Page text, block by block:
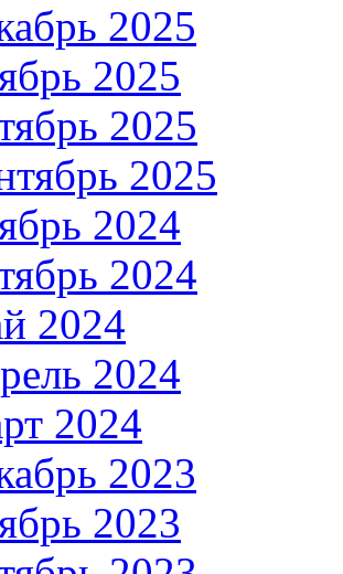
2025
2025
2025
2025
2024
2024
2024
2024
2024
2023
2023